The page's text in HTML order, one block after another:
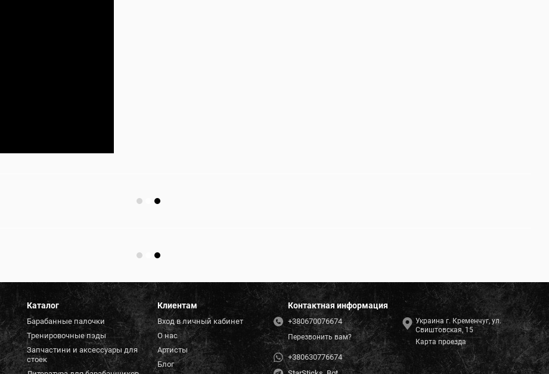
Каталог
Барабанные палочки
Тренировочные пэды
Запчастини и аксессуары для
стоек
Клиентам
Вход в личный кабинет
О нас
Артисты
Блог
Контактная информация
+380670076674
Перезвонить вам?
+380630776674
Украина г. Кременчуг, ул.
Свиштовская, 15
Карта проезда